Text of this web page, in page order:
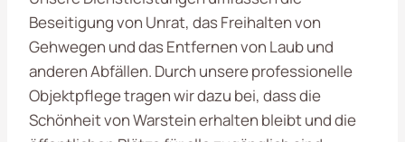
Beseitigung von Unrat, das Freihalten von
Gehwegen und das Entfernen von Laub und
anderen Abfällen. Durch unsere professionelle
Objektpflege tragen wir dazu bei, dass die
Schönheit von Warstein erhalten bleibt und die